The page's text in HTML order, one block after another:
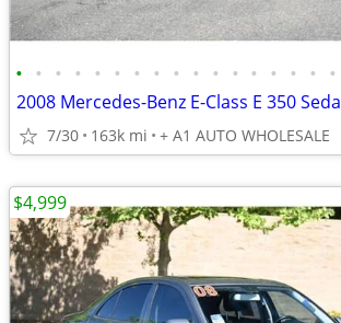
• • • • • • • • • • • • • • • • •
7/30 163k mi + A1 AUTO WHOLESALE
$4,999